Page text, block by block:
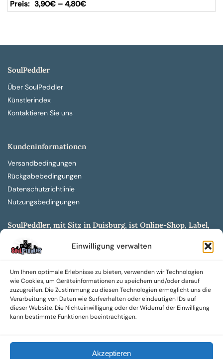
Einwilligung verwalten
Um Ihnen optimale Erlebnisse zu bieten, verwenden wir Technologien
wie Cookies, um Geräteinformationen zu speichern und/oder darauf
zuzugreifen. Die Zustimmung zu diesen Technologien ermöglicht uns die
Verarbeitung von Daten wie Surfverhalten oder eindeutigen IDs auf
dieser Website. Die Nichteinwilligung oder der Widerruf der Einwilligung
kann bestimmte Funktionen beeinträchtigen.
Akzeptieren
3,90€ – 4,80€
SoulPeddler
Über SoulPeddler
Künstlerindex
Kontaktieren Sie uns
Kundeninformationen
Versandbedingungen
Rückgabebedingungen
Datenschutzrichtlinie
Nutzungsbedingungen
SoulPeddler, mit Sitz in Duisburg, ist Online-Shop, Label,
entwickelt aus dem SoulPeddler Vinyl-Presswerk und
Wir bieten eine breite Auswahl an sowohl hochgradig
sammelwürdigen als auch Mainstream-Titeln und -Formaten auf
Vinyl, CD und weiteren Medien.
Sowohl neue als auch gebrauchte, nach Zustand bewertete
Wir setzen uns leidenschaftlich für unabhängige Künstler und